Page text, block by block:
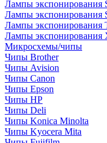
Лампы экспонирования
Лампы экспонирования
Лампы экспонирования
Лампы экспонирования
Микросхемы/чипы
Чипы Brother
Чипы Avision
Чипы Canon
Чипы Epson
Чипы HP
Чипы Deli
Чипы Konica Minolta
Чипы Kyocera Mita